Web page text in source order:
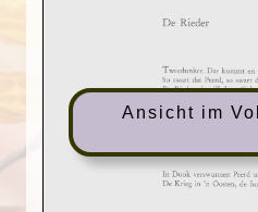
Ansicht im